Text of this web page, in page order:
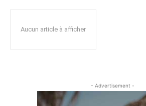
Aucun article à afficher
- Advertisement -